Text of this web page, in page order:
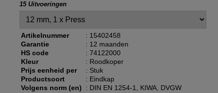
15 Uitvoeringen
Artikelnummer
: 15402458
Garantie
: 12 maanden
HS code
: 74122000
Kleur
: Roodkoper
Prijs eenheid per
: Stuk
Productsoort
: Eindkap
Volgens norm (en)
: DIN EN 1254-1, KIWA, DVGW